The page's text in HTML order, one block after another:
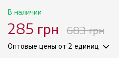
В наличии
285 грн 683 грн
Оптовые цены от 2 единиц